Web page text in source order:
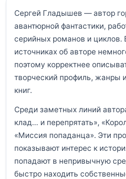
Сергей Гладышев — автор
авантюрной фантастики,
серийных романов и циклов.
источниках об авторе
поэтому корректнее
творческий профиль, жанры
книг.
Среди заметных линий
клад… и перепрятать»,
«Миссия попаданца». Эти
показывают интерес к
попадают в непривычную
быстро находить